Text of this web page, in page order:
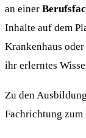
an einer
Inhalte auf dem
Krankenhaus
ihr erlerntes
Zu den
Fachrichtung